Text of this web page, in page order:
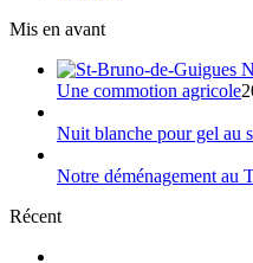
Mis en avant
Une commotion agricole
Nuit blanche pour gel au
Notre déménagement au
Récent